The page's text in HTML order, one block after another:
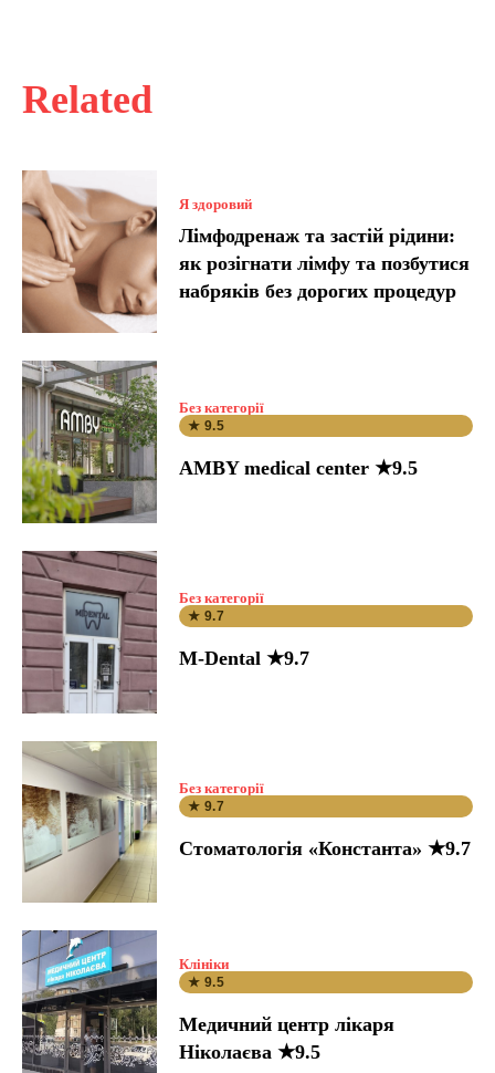
Related
Я здоровий
Лімфодренаж та застій рідини:
як розігнати лімфу та позбутися
набряків без дорогих процедур
Без категорії
★ 9.5
AMBY medical center ★9.5
Без категорії
★ 9.7
M-Dental ★9.7
Без категорії
★ 9.7
Стоматологія «Константа» ★9.7
Клініки
★ 9.5
Медичний центр лікаря
Ніколаєва ★9.5